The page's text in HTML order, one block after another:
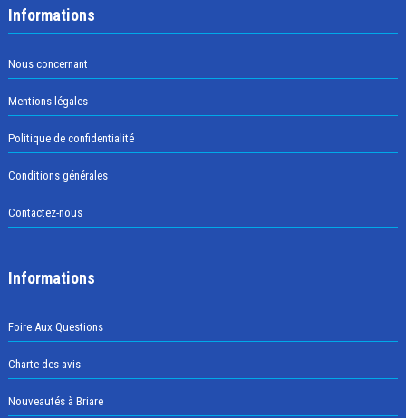
Informations
Nous concernant
Mentions légales
Politique de confidentialité
Conditions générales
Contactez-nous
Informations
Foire Aux Questions
Charte des avis
Nouveautés à Briare